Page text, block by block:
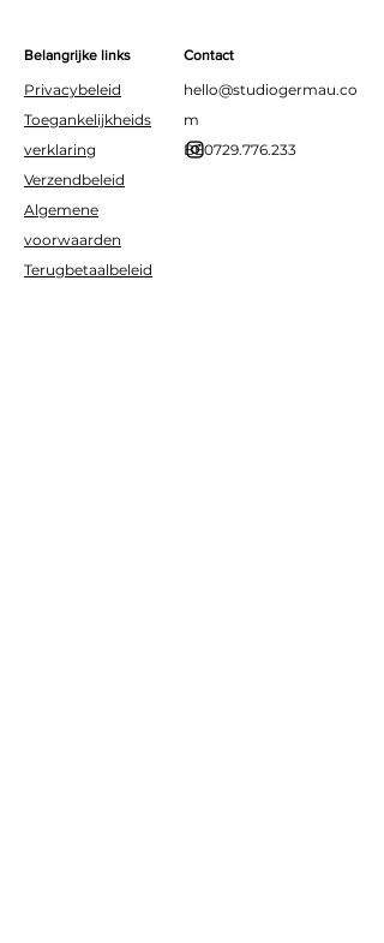
Belangrijke links
Privacybeleid
Toegankelijkheids
verklaring
Verzendbeleid
Algemene
voorwaarden
Terugbetaalbeleid
Contact
hello@studiogermau.co
m
BE0729.776.233